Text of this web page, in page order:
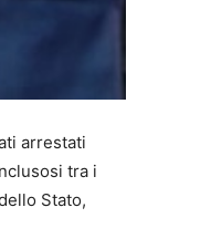
arrestati
tra i
Stato,